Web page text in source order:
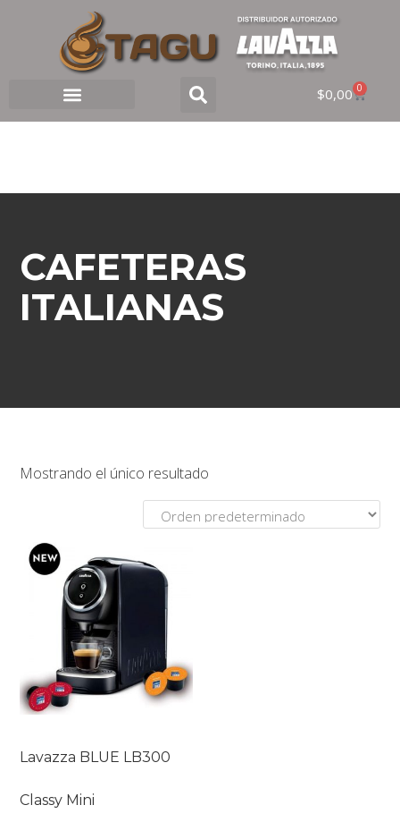
$0,00 0
CAFETERAS
ITALIANAS
Mostrando el único resultado
Lavazza BLUE LB300
Classy Mini